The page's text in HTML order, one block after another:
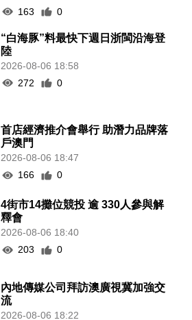
163 0
“白海豚”料最快下週日浙閩沿海登
陸
2026-08-06 18:58
272
0
首店經濟推介會舉行 助潛力品牌落
戶澳門
2026-08-06 18:47
166
0
4街市14攤位競投 逾 330人參與解
釋會
2026-08-06 18:40
203
0
內地傳媒公司拜訪澳廣視冀加強交
流
2026-08-06 18:22